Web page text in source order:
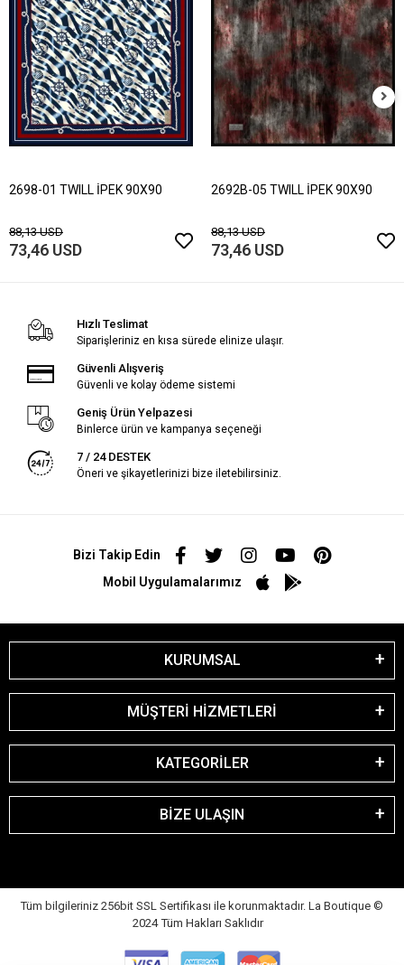
2698-01 TWILL İPEK 90X90
88,13 USD
73,46 USD
2692B-05 TWILL İPEK 90X90
88,13 USD
73,46 USD
Hızlı Teslimat
Siparişleriniz en kısa sürede elinize ulaşır.
Güvenli Alışveriş
Güvenli ve kolay ödeme sistemi
Geniş Ürün Yelpazesi
Binlerce ürün ve kampanya seçeneği
7 / 24 DESTEK
Öneri ve şikayetlerinizi bize iletebilirsiniz.
Bizi Takip Edin
Mobil Uygulamalarımız
KURUMSAL
MÜŞTERİ HİZMETLERİ
KATEGORİLER
BİZE ULAŞIN
Tüm bilgileriniz 256bit SSL Sertifikası ile korunmaktadır. La Boutique ©
2024 Tüm Hakları Saklıdır